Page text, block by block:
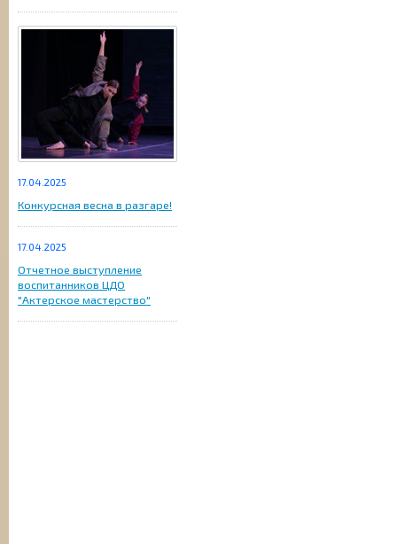
17.04.2025
Конкурсная весна в разгаре!
17.04.2025
Отчетное выступление
воспитанников ЦДО
"Актерское мастерство"